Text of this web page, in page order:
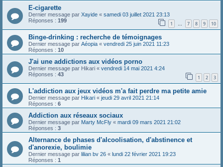
E-cigarette
Dernier message par Xayide « samedi 03 juillet 2021 23:13
Réponses : 199 1 … 7 8 9 10
Binge-drinking : recherche de témoignages
Dernier message par Aéopia « vendredi 25 juin 2021 11:23
Réponses : 10
J'ai une addictions aux vidéos porno
Dernier message par Hikari « vendredi 14 mai 2021 4:24
Réponses : 43 1 2 3
L'addiction aux jeux vidéos m'a fait perdre ma petite amie
Dernier message par Hikari « jeudi 29 avril 2021 21:14
Réponses : 6
Addiction aux réseaux sociaux
Dernier message par Marty McFly « mardi 09 mars 2021 21:02
Réponses : 3
Alternance de phases d'alcoolisation, d'abstinence et
d'anorexie, boulimie
Dernier message par lilian bv 26 « lundi 22 février 2021 19:23
Réponses : 1